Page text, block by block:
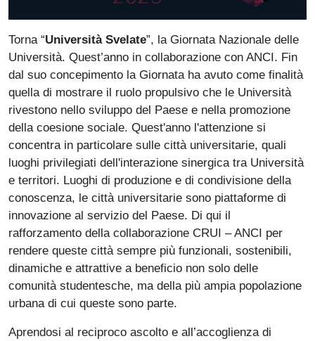
Paragrafo
Torna “Università Svelate”, la Giornata Nazionale delle
Università. Quest’anno in collaborazione con ANCI. Fin
dal suo concepimento la Giornata ha avuto come finalità
quella di mostrare il ruolo propulsivo che le Università
rivestono nello sviluppo del Paese e nella promozione
della coesione sociale. Quest'anno l'attenzione si
concentra in particolare sulle città universitarie, quali
luoghi privilegiati dell'interazione sinergica tra Università
e territori. Luoghi di produzione e di condivisione della
conoscenza, le città universitarie sono piattaforme di
innovazione al servizio del Paese. Di qui il
rafforzamento della collaborazione CRUI – ANCI per
rendere queste città sempre più funzionali, sostenibili,
dinamiche e attrattive a beneficio non solo delle
comunità studentesche, ma della più ampia popolazione
urbana di cui queste sono parte.
Aprendosi al reciproco ascolto e all’accoglienza di